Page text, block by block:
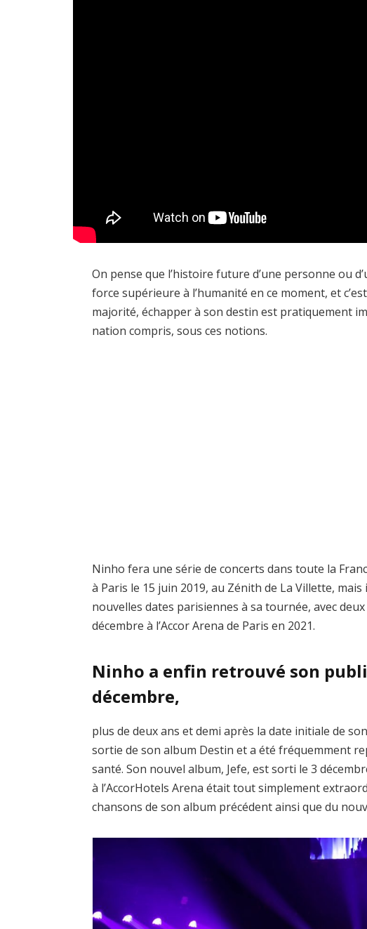
On pense que l’histoire future d’une personne ou
force supérieure à l’humanité en ce moment, et
majorité, échapper à son destin est pratiquement
nation compris, sous ces notions.
Ninho fera une série de concerts dans toute la
à Paris le 15 juin 2019, au Zénith de La Villette,
nouvelles dates parisiennes à sa tournée, avec
décembre à l’Accor Arena de Paris en 2021.
Ninho a enfin retrouvé son
décembre,
plus de deux ans et demi après la date initiale de
sortie de son album Destin et a été fréquemment
santé. Son nouvel album, Jefe, est sorti le 3
à l’AccorHotels Arena était tout simplement
chansons de son album précédent ainsi que du